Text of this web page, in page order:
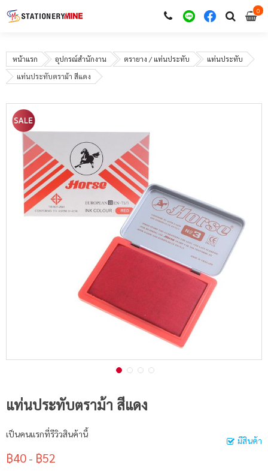
00
หน้าแรก อุปกรณ์สำนักงาน ตรายาง / แท่นประทับ
แท่นประทับ
แท่นประทับตราม้า สีแดง
แท่นประทับตราม้า สีแดง
มีสินค้า
เป็นคนแรกที่รีวิวสินค้านี้
฿40 - ฿52